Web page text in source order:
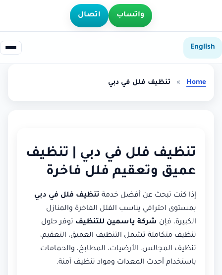
واتساب اتصال
English
Home
» تنظيف فلل في دبي
تنظيف فلل في دبي | تنظيف
عميق وتعقيم فلل فاخرة
إذا كنت تبحث عن أفضل خدمة تنظيف فلل في دبي
بمستوى احترافي يناسب الفلل الفاخرة والمنازل
الكبيرة، فإن شركة ياسمين للتنظيف توفر حلول
تنظيف متكاملة تشمل التنظيف العميق، التعقيم،
تنظيف المجالس، الأرضيات، المطابخ، والحمامات
باستخدام أحدث المعدات ومواد تنظيف آمنة.